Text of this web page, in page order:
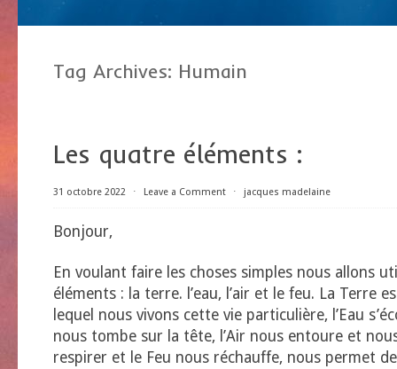
Tag Archives: Humain
Les quatre éléments :
31 octobre 2022 ⋅ Leave a Comment ⋅ jacques madelaine
Bonjour,
En voulant faire les choses simples nous allons
éléments : la terre. l’eau, l’air et le feu. La Terre
lequel nous vivons cette vie particulière, l’Eau
nous tombe sur la tête, l’Air nous entoure et
respirer et le Feu nous réchauffe, nous permet